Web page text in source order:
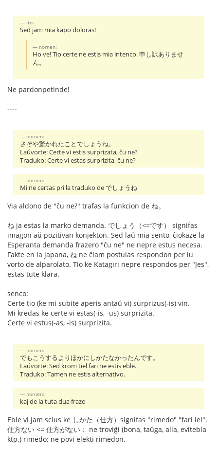
ito:
Sed jam mia kapo doloras!
nornen:
Ho ve! Tio certe ne estis mia intenco. 申し訳ありませ
ん。
Ne pardonpetinde!
----
nornen:
さぞや驚かれたことでしょうね。
Laŭvorte: Certe vi estis surprizata, ĉu ne?
Traduko: Certe vi estas surprizita, ĉu ne?
nornen:
Mi ne certas pri la traduko de でしょうね
Via aldono de "ĉu ne?" trafas la funkcion de ね。
ね ja estas la marko demanda. でしょう（<=です） signifas
imagon aŭ pozitivan konjekton. Sed laŭ mia sento, ĉiokaze la
Esperanta demanda frazero "ĉu ne" ne nepre estus necesa.
Fakte en la japana, ね ne ĉiam postulas respondon per iu
vorto de alparolato. Tio ke Katagiri nepre respondos per "Jes",
estas tute klara.
senco:
Certe tio (ke mi subite aperis antaŭ vi) surprizus(-is) vin.
Mi kredas ke certe vi estas(-is, -us) surprizita.
Certe vi estus(-as, -is) surprizita.
nornen:
でもこうするよりほかにしかたなかったんです。
Laŭvorte: Sed krom tiel fari ne estis eble.
Traduko: Tamen ne estis alternativo.
nornen:
kaj de la tuta dua frazo
Eble vi jam scius ke しかた（仕方）signifas "rimedo" "fari iel".
仕方ない <= 仕方がない： ne troviĝi (bona, taŭga, alia, evitebla
ktp.) rimedo; ne povi elekti rimedon.